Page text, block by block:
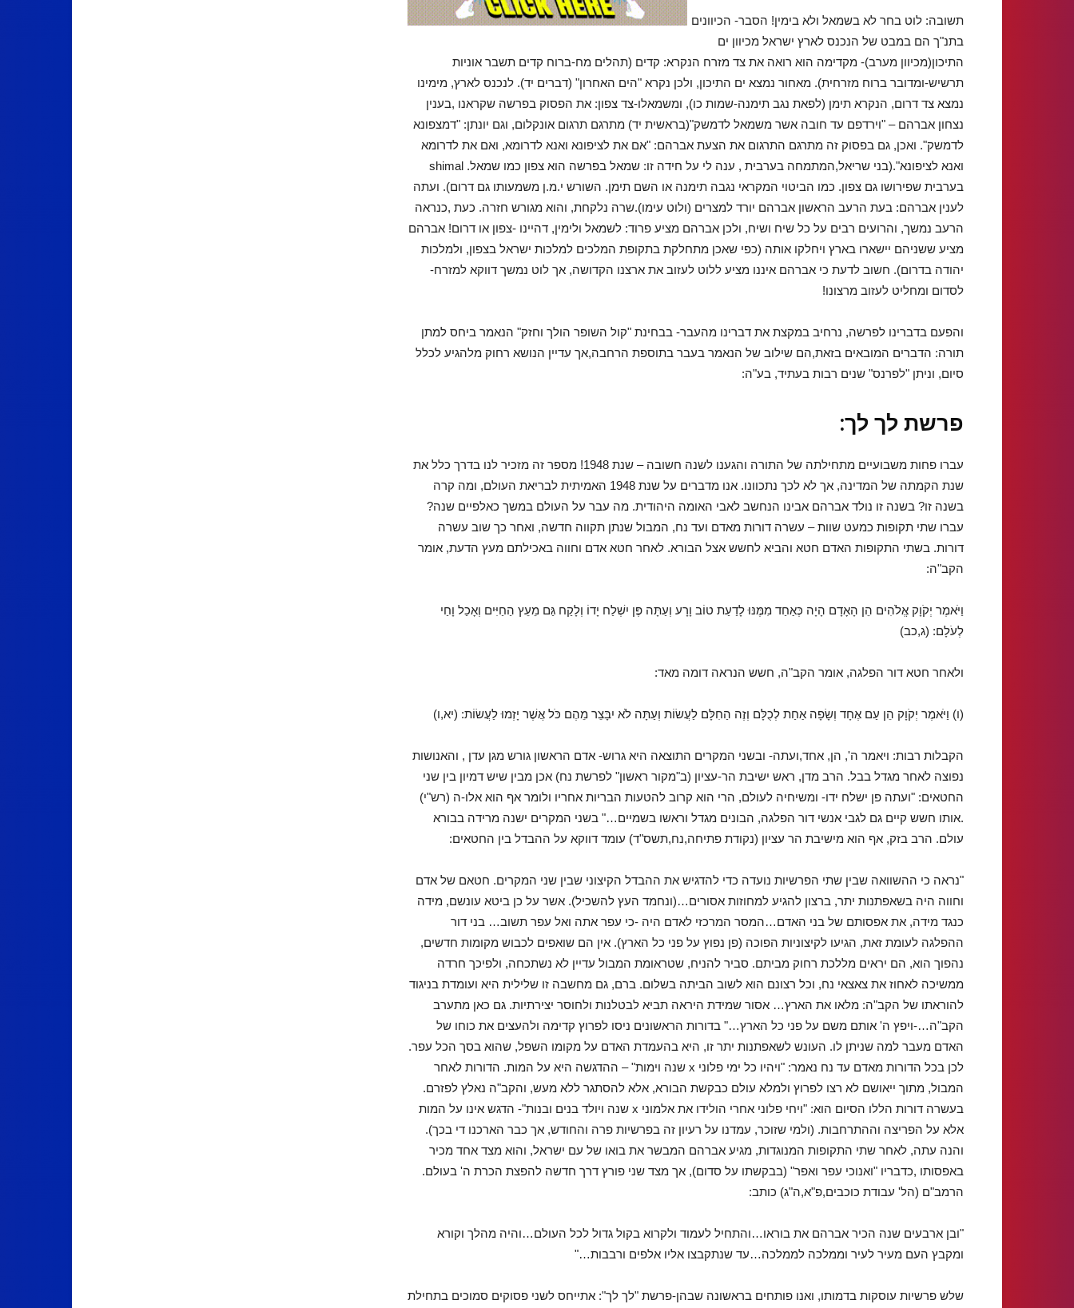
תשובה: לוט בחר לא בשמאל ולא בימין! הסבר- הכיוונים
בתנ"ך הם במבט של הנכנס לארץ ישראל מכיוון ים
התיכון(מכיוון מערב)- מקדימה הוא רואה את צד מזרח הנקרא: קדים (תהלים מח-ברוח קדים תשבר אוניות
תרשיש-ומדובר ברוח מזרחית). מאחור נמצא ים התיכון, ולכן נקרא "הים האחרון" (דברים יד). לנכנס לארץ, מימינו
נמצא צד דרום, הנקרא תימן (לפאת נגב תימנה-שמות כו), ומשמאלו-צד צפון: את הפסוק בפרשה שקראנו ,בענין
נצחון אברהם – "וירדפם עד חובה אשר משמאל לדמשק"(בראשית יד) מתרגם תרגום אונקלום, וגם יונתן: "דמצפונא
לדמשק". ואכן, גם בפסוק זה מתרגם התרגום את הצעת אברהם: "אם את לציפונא ואנא לדרומא, ואם את לדרומא
ואנא לציפונא".(בני שריאל,המתמחה בערבית , ענה לי על חידה זו: שמאל בפרשה הוא צפון כמו שמאל. shimal
בערבית שפירושו גם צפון. כמו הביטוי המקראי נגבה תימנה או השם תימן. השורש י.מ.ן משמעותו גם דרום). ועתה
לענין אברהם: בעת הרעב הראשון אברהם יורד למצרים (ולוט עימו).שרה נלקחת, והוא מגורש חזרה. כעת ,כנראה
הרעב נמשך, והרועים רבים על כל שיח ושיח, ולכן אברהם מציע פרוד: לשמאל ולימין, דהיינו -צפון או דרום! אברהם
מציע ששניהם יישארו בארץ ויחלקו אותה (כפי שאכן מתחלקת בתקופת המלכים למלכות ישראל בצפון, ולמלכות
יהודה בדרום). חשוב לדעת כי אברהם איננו מציע ללוט לעזוב את ארצנו הקדושה, אך לוט נמשך דווקא למזרח-
לסדום ומחליט לעזוב מרצונו!
והפעם בדברינו לפרשה, נרחיב במקצת את דברינו מהעבר- בבחינת "קול השופר הולך וחזק" הנאמר ביחס למתן
תורה: הדברים המובאים בזאת,הם שילוב של הנאמר בעבר בתוספת הרחבה,אך עדיין הנושא רחוק מלהגיע לכלל
סיום, וניתן "לפרנס" שנים רבות בעתיד, בע"ה:
פרשת לך לך:
עברו פחות משבועיים מתחילתה של התורה והגענו לשנה חשובה – שנת 1948! מספר זה מזכיר לנו בדרך כלל את
שנת הקמתה של המדינה, אך לא לכך נתכוונו. אנו מדברים על שנת 1948 האמיתית לבריאת העולם, ומה קרה
בשנה זו? בשנה זו נולד אברהם אבינו הנחשב לאבי האומה היהודית. מה עבר על העולם במשך כאלפיים שנה?
עברו שתי תקופות כמעט שוות – עשרה דורות מאדם ועד נח, המבול שנתן תקווה חדשה, ואחר כך שוב עשרה
דורות. בשתי התקופות האדם חטא והביא לחשש אצל הבורא. לאחר חטא אדם וחווה באכילתם מעץ הדעת, אומר
הקב"ה:
וַיֹּאמֶר יְקֹוָק אֱלֹהִים הֵן הָאָדָם הָיָה כְּאַחַד מִמֶּנּוּ לָדַעַת טוֹב וָרָע וְעַתָּה פֶּן יִשְׁלַח יָדוֹ וְלָקַח גַּם מֵעֵץ הַחַיִּים וְאָכַל וָחַי
לְעֹלָם: (ג,כב)
ולאחר חטא דור הפלגה, אומר הקב"ה, חשש הנראה דומה מאד:
(ו) וַיֹּאמֶר יְקֹוָק הֵן עַם אֶחָד וְשָׂפָה אַחַת לְכֻלָּם וְזֶה הַחִלָּם לַעֲשׂוֹת וְעַתָּה לֹא יִבָּצֵר מֵהֶם כֹּל אֲשֶׁר יָזְמוּ לַעֲשׂוֹת: (יא,ו)
הקבלות רבות: ויאמר ה', הן, אחד,ועתה- ובשני המקרים התוצאה היא גרוש- אדם הראשון גורש מגן עדן , והאנושות
נפוצה לאחר מגדל בבל. הרב מדן, ראש ישיבת הר-עציון (ב"מקור ראשון" לפרשת נח) אכן מבין שיש דמיון בין שני
החטאים: "ועתה פן ישלח ידו- ומשיחיה לעולם, הרי הוא קרוב להטעות הבריות אחריו ולומר אף הוא אלו-ה (רש"י)
.אותו חשש קיים גם לגבי אנשי דור הפלגה, הבונים מגדל וראשו בשמיים…" בשני המקרים ישנה מרידה בבורא
עולם. הרב בזק, אף הוא מישיבת הר עציון (נקודת פתיחה,נח,תשס"ד) עומד דווקא על ההבדל בין החטאים:
"נראה כי ההשוואה שבין שתי הפרשיות נועדה כדי להדגיש את ההבדל הקיצוני שבין שני המקרים. חטאם של אדם
וחווה היה בשאפתנות יתר, ברצון להגיע למחוזות אסורים…(ונחמד העץ להשכיל). אשר על כן ביטא עונשם, מידה
כנגד מידה, את אפסותם של בני האדם…המסר המרכזי לאדם היה -כי עפר אתה ואל עפר תשוב… בני דור
ההפלגה לעומת זאת, הגיעו לקיצוניות הפוכה (פן נפוץ על פני כל הארץ). אין הם שואפים לכבוש מקומות חדשים,
נהפוך הוא, הם יראים מללכת רחוק מביתם. סביר להניח, שטראומת המבול עדיין לא נשתכחה, ולפיכך חרדה
ממשיכה לאחוז את צאצאי נח, וכל רצונם הוא לשוב הביתה בשלום. ברם, גם מחשבה זו שלילית היא ועומדת בניגוד
להוראתו של הקב"ה: מלאו את הארץ… אסור שמידת היראה תביא לבטלנות ולחוסר יצירתיות. גם כאן מתערב
הקב"ה…-ויפץ ה' אותם משם על פני כל הארץ…" בדורות הראשונים ניסו לפרוץ קדימה ולהעצים את כוחו של
האדם מעבר למה שניתן לו. העונש לשאפתנות יתר זו, היא בהעמדת האדם על מקומו השפל, שהוא בסך הכל עפר.
לכן בכל הדורות מאדם עד נח נאמר: "ויהיו כל ימי פלוני x שנה וימות" – ההדגשה היא על המות. הדורות לאחר
המבול, מתוך ייאושם לא רצו לפרוץ ולמלא עולם כבקשת הבורא, אלא להסתגר ללא מעש, והקב"ה נאלץ לפזרם.
בעשרה דורות הללו הסיום הוא: "ויחי פלוני אחרי הולידו את אלמוני x שנה ויולד בנים ובנות"- הדגש אינו על המות
אלא על הפריצה וההתרחבות. (ולמי שזוכר, עמדנו על רעיון זה בפרשיות פרה והחודש, אך כבר הארכנו די בכך).
והנה עתה, לאחר שתי התקופות המנוגדות, מגיע אברהם המבשר את בואו של עם ישראל, והוא מצד אחד מכיר
באפסותו ,כדבריו "ואנוכי עפר ואפר" (בבקשתו על סדום), אך מצד שני פורץ דרך חדשה להפצת הכרת ה' בעולם.
הרמב"ם (הל' עבודת כוכבים,פ"א,ה"ג) כותב:
"ובן ארבעים שנה הכיר אברהם את בוראו…והתחיל לעמוד ולקרוא בקול גדול לכל העולם…והיה מהלך וקורא
ומקבץ העם מעיר לעיר וממלכה לממלכה…עד שנתקבצו אליו אלפים ורבבות…"
שלש פרשיות עוסקות בדמותו, ואנו פותחים בראשונה שבהן-פרשת "לך לך": אתייחס לשני פסוקים סמוכים בתחילת